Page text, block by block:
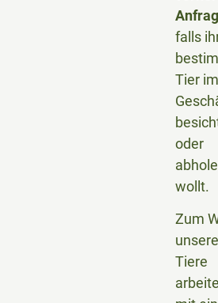
falls
Tier im
oder
wollt.
Zum
Tiere